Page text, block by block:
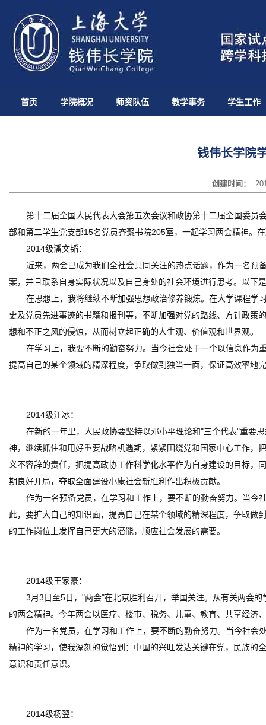
首页 学院概况 师资队伍 教学事务 学生工作
钱伟长学院
创建时间：
第十二届全国人民代表大会第五次会议和政协第十二届全国委
部和第二学生党支部15名党员齐聚书院205室，一起学习两会精神。
2014级潘文韬：
近来，两会已成为我们全社会共同关注的热点话题，作为一名预
案，并且联系自身实际状况以及自己身处的社会环境进行思考。以下
在思想上，我将继续不断加强思想政治修养锻炼。在大学课程学
史及党员先进事迹的书籍和报刊等，不断加强对党的路线、方针政
想和不正之风的侵蚀，从而树立起正确的人生观、价值观和世界观。
在学习上，我要不断的勤奋努力。当今社会处于一个以信息作为
提高自己的某个领域的精深程度，争取做到独当一面，保证高效率地
2014级江冰：
在新的一年里，人民政协要坚持以邓小平理论和"三个代表"重要
神，继续抓住和用好重要战略机遇期，紧紧围绕党和国家中心工作，
义不容辞的责任，把提高政协工作科学化水平作为自身建设的目标
期良好开局，夺取全面建设小康社会新胜利作出积极贡献。
作为一名预备党员，在学习和工作上，要不断的勤奋努力。当今
此，要扩大自己的知识面，提高自己在某个领域的精深程度，争取
的工作岗位上发挥自己更大的潜能，顺应社会发展的需要。
2014级王家豪：
3月3日至5日，"两会"在北京胜利召开，举国关注。从有关两会
的两会精神。今年两会以医疗、楼市、税务、儿童、教育、共享经济
作为一名党员，在学习和工作上，要不断的勤奋努力。当今社会
精神的学习，使我深刻的觉悟到：中国的兴旺发达关键在党，民族的
意识和责任意识。
2014级杨翌：